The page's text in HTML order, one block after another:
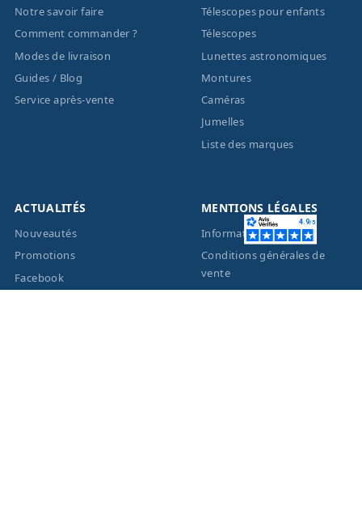
Notre savoir faire
Comment commander ?
Modes de livraison
Guides / Blog
Service après-vente
Télescopes pour enfants
Télescopes
Lunettes astronomiques
Montures
Caméras
Jumelles
Liste des marques
ACTUALITÉS
Nouveautés
Promotions
Facebook
MENTIONS LÉGALES
Informations légales
Conditions générales de
vente